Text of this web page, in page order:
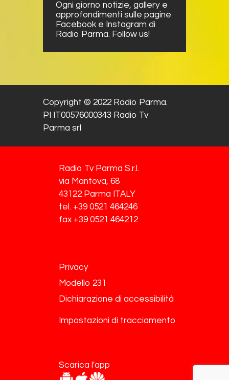
Ogni giorno notizie, gallery e
approfondimenti sulle pagine
Facebook e Instagram di
Radio Parma. Follow us!
Copyright © 2022 Radio Parma.
PI IT00576000343 Radio Tv
Parma srl
Radio Tv Parma S.r.l.
via Mantova, 68
43122 Parma ITALY
tel. +39 0521 464246
fax +39 0521 464212
Privacy
Modello 231
Dichiarazione di accessibilità
Impostazioni di tracciamento
Scarica l'app